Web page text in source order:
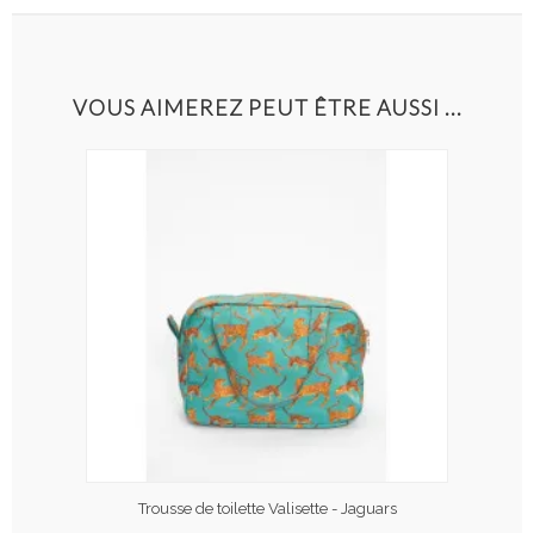
VOUS AIMEREZ PEUT ÊTRE AUSSI ...
Trousse de toilette Valisette - Jaguars